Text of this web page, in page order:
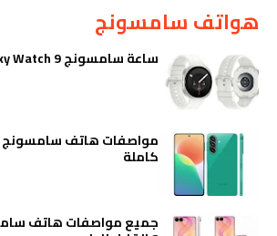
هواتف سامسونج
ساعة سامسونج Galaxy Watch 9 الذكية
كاملة